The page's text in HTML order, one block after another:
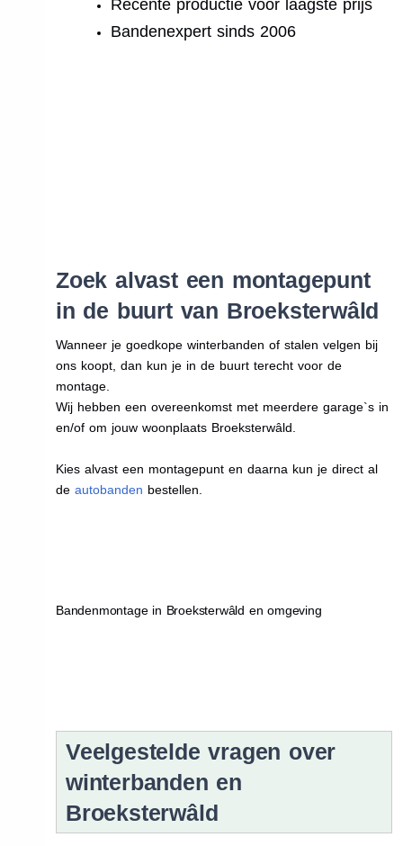
Recente productie voor laagste prijs
Bandenexpert sinds 2006
Zoek alvast een montagepunt
in de buurt van Broeksterwâld
Wanneer je goedkope winterbanden of stalen velgen bij
ons koopt, dan kun je in de buurt terecht voor de
montage.
Wij hebben een overeenkomst met meerdere garage`s in
en/of om jouw woonplaats Broeksterwâld.
Kies alvast een montagepunt en daarna kun je direct al
de autobanden bestellen.
Bandenmontage in Broeksterwâld en omgeving
Veelgestelde vragen over
winterbanden en
Broeksterwâld